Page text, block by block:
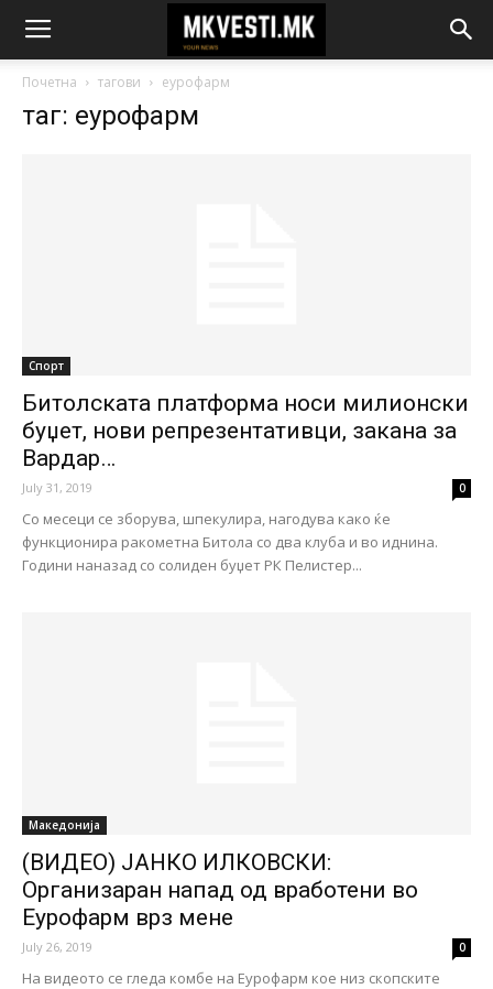
Почетна тагови еурофарм
таг: еурофарм
Спорт
Битолската платформа носи милионски
буџет, нови репрезентативци, закана за
Вардар…
July 31, 2019 0
Со месеци се зборува, шпекулира, нагодува како ќе
функционира ракометна Битола со два клуба и во иднина.
Години наназад со солиден буџет РК Пелистер...
Македонија
(ВИДЕО) ЈАНКО ИЛКОВСКИ:
Организаран напад од вработени во
Еурофарм врз мене
July 26, 2019 0
На видеото се гледа комбе на Еурофарм кое низ скопските